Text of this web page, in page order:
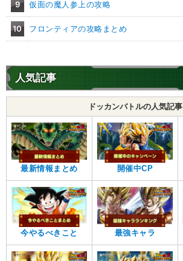
9 仮面の魔人参上の攻略
10 フロンティアの攻略まとめ
人気記事
ドッカンバトルの人気記事
最新情報まとめ 開催中CP
今やるべきこと 最強キャラ